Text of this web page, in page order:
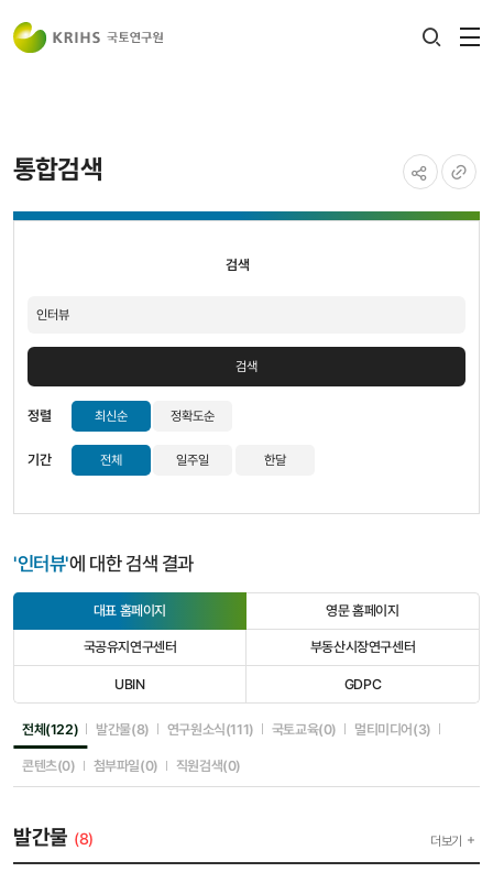
통합검색
검색
검색
정렬 최신순 정확도순
기간 전체 일주일 한달
'인터뷰'에 대한 검색 결과
대표 홈페이지
선
택
됨
영문 홈페이지
선
택
안
됨
국공유지연구센터
선
택
안
됨
부동산시장연구센터
선
택
안
됨
UBIN
선
택
안
됨
GDPC
선
택
안
됨
전체(122)선택됨발간물(8)선택안됨
연구원소식(111)선택안됨
국토교육(0) 선택안됨
멀티미디어(3)선택안됨
콘텐츠(0)선택안됨
첨부파일(0)선택안됨
직원검색(0)
발간물 (8) 더보기